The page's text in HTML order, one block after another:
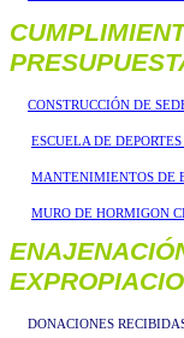
CONSTRUCCIÓN DE
ESCUELA DE
MANTENIMIENTOS DE
MURO DE HORMIGON
DONACIONES